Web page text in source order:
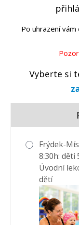
Po uhrazení
Vyberte si
Frýdek-
8:30h: děti
Úvodní
dětí